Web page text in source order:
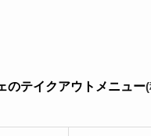
のテイクアウトメニュー